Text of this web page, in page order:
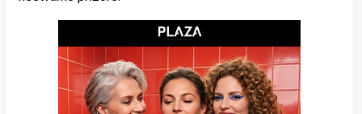
Aktivizam
Aktuelnosti